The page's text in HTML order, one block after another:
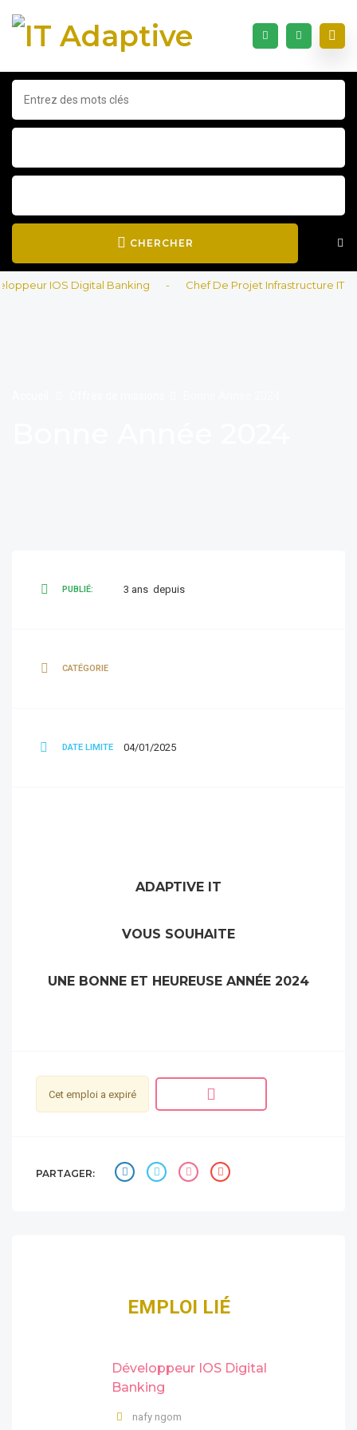
CHERCHER
IOS Digital Banking Chef De Projet Infrastructure IT
PUBLIÉ: 3 ans depuis
CATÉGORIE
DATE LIMITE 04/01/2025
ADAPTIVE IT
VOUS SOUHAITE
UNE BONNE ET HEUREUSE ANNÉE 2024
Cet emploi a expiré
PARTAGER:
EMPLOI LIÉ
Développeur IOS Digital
Banking
nafy ngom